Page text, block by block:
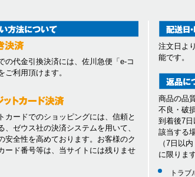
の代金引換決済には、佐川急便「e-コ
ご利用頂けます。
カードでのショッピングには、信頼と
、ゼウス社の決済システムを用いて、
安全性を高めております。お客様のク
ード番号等は、当サイトには残りませ
注文日よ
能です。
商品の品
不良・破
到着後7
該当する
（7日以
に限ります
トラブ